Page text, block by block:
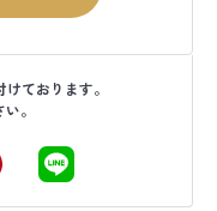
ております。
。